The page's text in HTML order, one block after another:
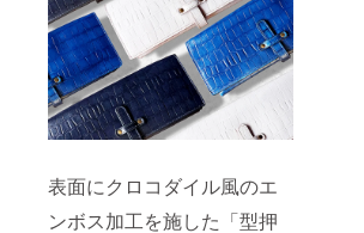
表面にクロコダイル風のエ
ンボス加工を施した「型押